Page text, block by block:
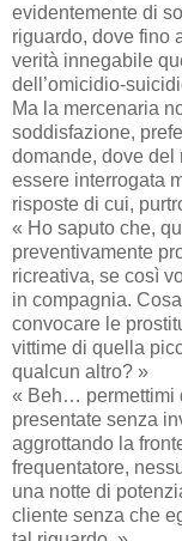
evidentemente di
riguardo, dove fino
verità innegabile
dell’omicidio-
Ma la mercenaria
soddisfazione,
domande, dove del
essere interrogata
risposte di cui,
« Ho saputo che,
preventivamente
ricreativa, se così
in compagnia.
convocare le
vittime di quella
qualcun altro? »
« Beh… permettimi
presentate senza
aggrottando la
frequentatore,
una notte di
cliente senza che